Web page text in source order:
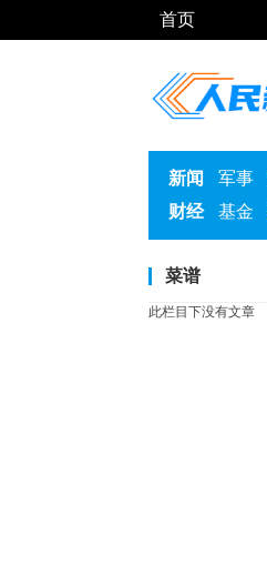
首页
新闻 军事
财经
基金
菜谱
此栏目下没有文章